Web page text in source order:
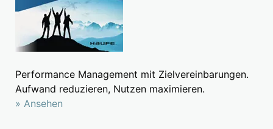
Performance Management mit Zielvereinbarungen.
Aufwand reduzieren, Nutzen maximieren.
» Ansehen